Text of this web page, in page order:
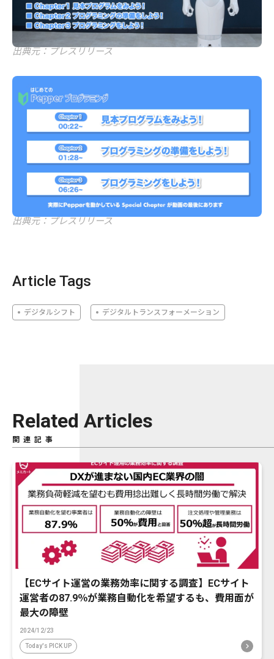
出典元：プレスリリース
出典元：プレスリリース
Article Tags
デジタルシフト デジタルトランスフォーメーション
Related Articles
関連記事
【ECサイト運営の業務効率に関する調査】ECサイト
運営者の87.9％が業務自動化を希望するも、費用面が
最大の障壁
2024/12/23
Today's PICK UP